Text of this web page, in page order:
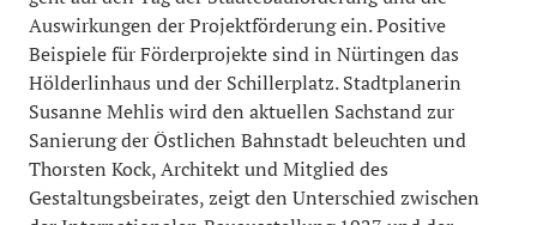
Auswirkungen der Projektförderung ein. Positive
Beispiele für Förderprojekte sind in Nürtingen das
Hölderlinhaus und der Schillerplatz. Stadtplanerin
Susanne Mehlis wird den aktuellen Sachstand zur
Sanierung der Östlichen Bahnstadt beleuchten und
Thorsten Kock, Architekt und Mitglied des
Gestaltungsbeirates, zeigt den Unterschied zwischen